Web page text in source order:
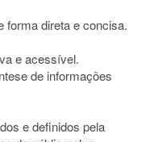
forma direta e concisa.
e acessível.
de informações
e definidos pela